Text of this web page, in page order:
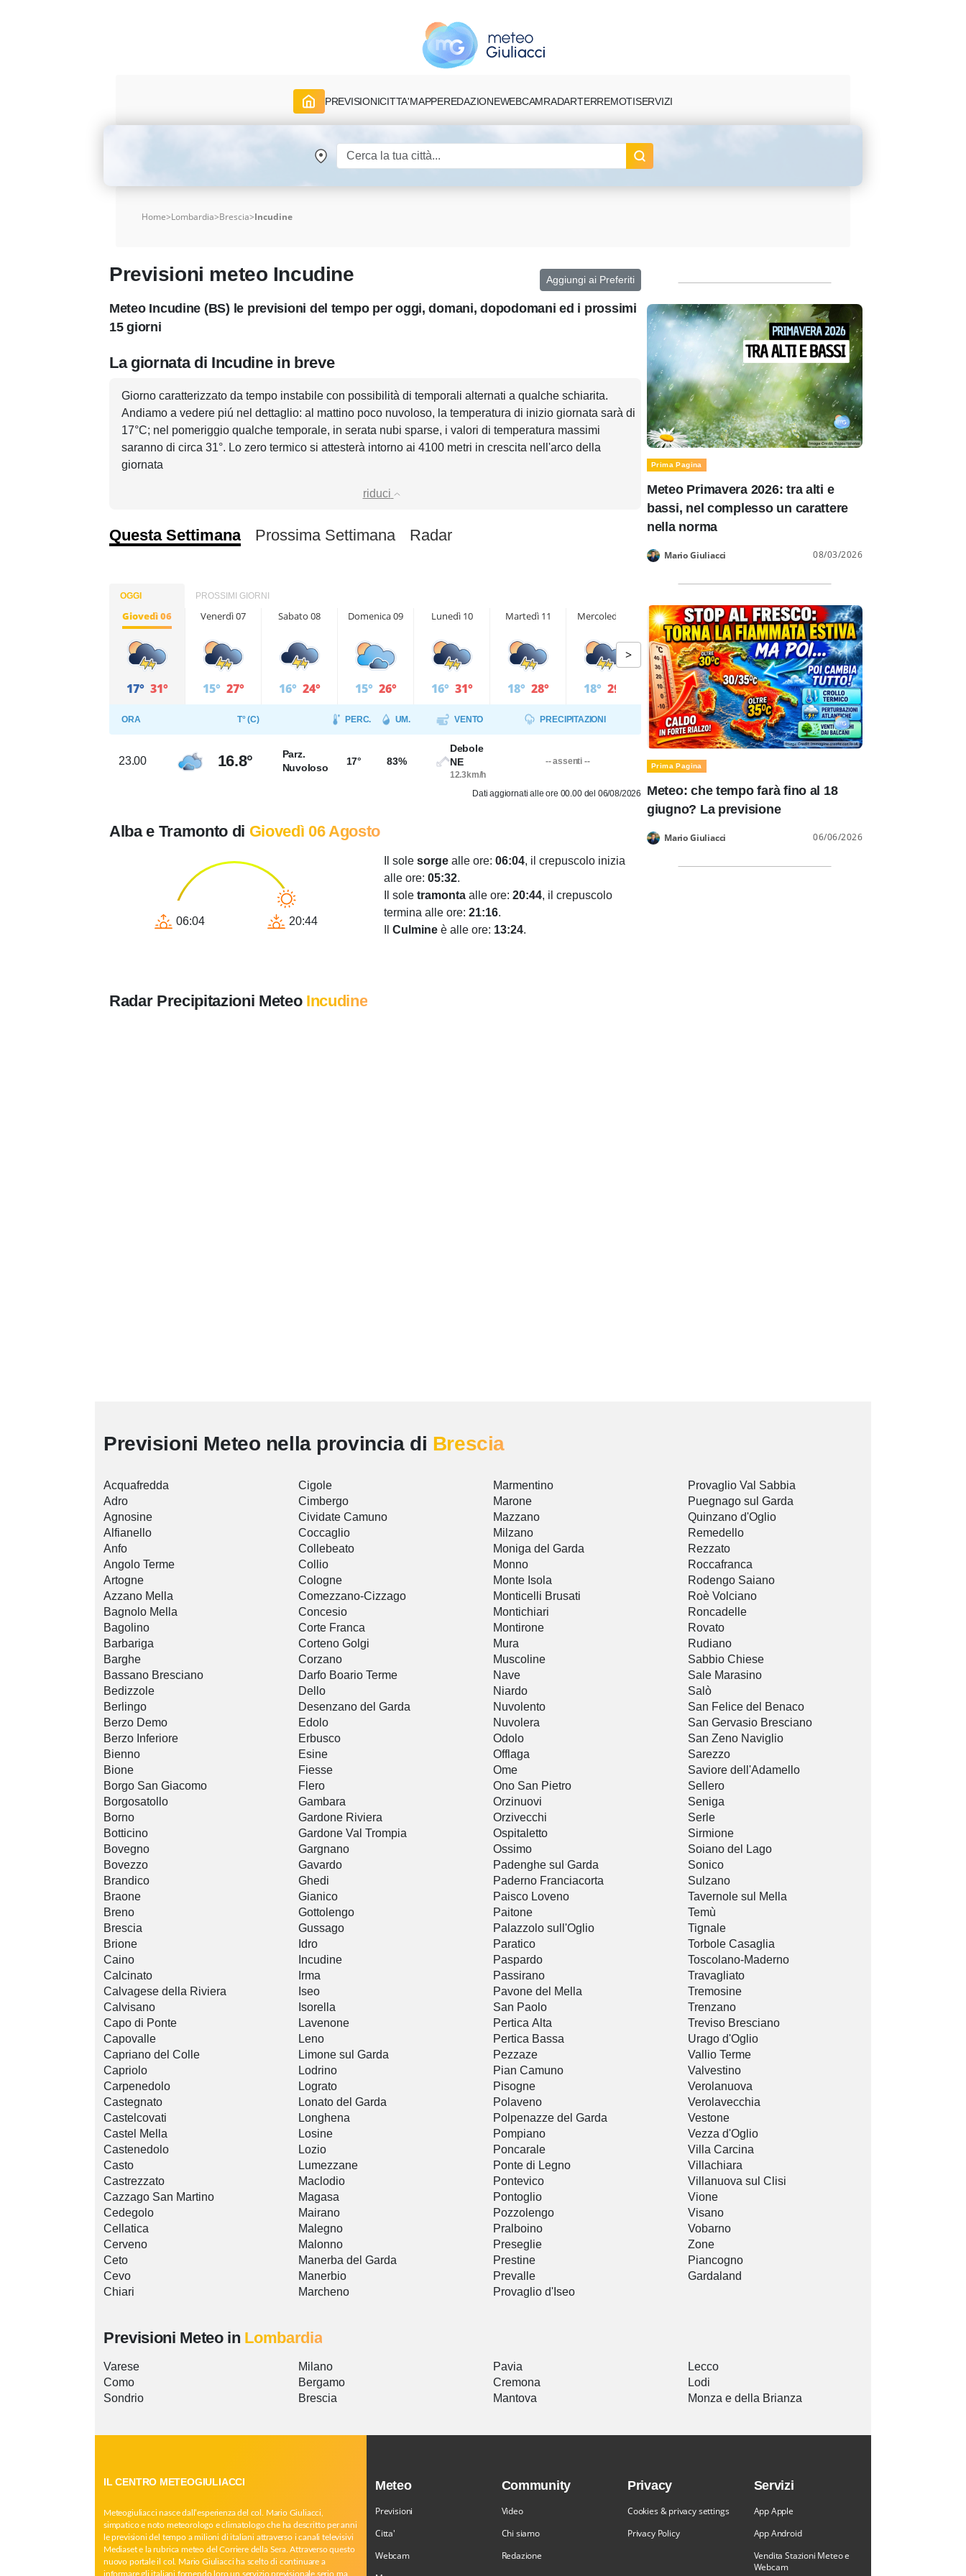
PREVISIONICITTA'MAPPEREDAZIONEWEBCAMRADARTERREMOTISERVIZI
Home>Lombardia>Brescia>Incudine
Previsioni meteo Incudine Aggiungi ai Preferiti
Meteo Incudine (BS) le previsioni del tempo per oggi, domani, dopodomani ed i prossimi
15 giorni
La giornata di Incudine in breve
Giorno caratterizzato da tempo instabile con possibilità di temporali alternati a qualche schiarita.
Andiamo a vedere piú nel dettaglio: al mattino poco nuvoloso, la temperatura di inizio giornata sarà di
17°C; nel pomeriggio qualche temporale, in serata nubi sparse, i valori di temperatura massimi
saranno di circa 31°. Lo zero termico si attesterà intorno ai 4100 metri in crescita nell'arco della
giornata
riduci
Questa Settimana Prossima Settimana Radar
OGGI PROSSIMI GIORNI
Giovedì 06
17° 31°
Venerdì 07
15° 27°
Sabato 08
16° 24°
Domenica 09
15° 26°
Lunedì 10
16° 31°
Martedì 11
18° 28°
Mercoledì 12
18° 29°
>
ORA T° (C) PERC. UM. VENTO PRECIPITAZIONI
23.00 16.8°
Parz.
Nuvoloso
17° 83%
Debole
NE
12.3km/h
-- assenti --
Dati aggiornati alle ore 00.00 del 06/08/2026
Alba e Tramonto di Giovedì 06 Agosto
06:04 20:44
Il sole sorge alle ore: 06:04, il crepuscolo inizia
alle ore: 05:32.
Il sole tramonta alle ore: 20:44, il crepuscolo
termina alle ore: 21:16.
Culmine è alle ore: 13:24.
Radar Precipitazioni Meteo Incudine
Prima Pagina
Meteo Primavera 2026: tra alti e
bassi, nel complesso un carattere
nella norma
Mario Giuliacci 08/03/2026
Prima Pagina
Meteo: che tempo farà fino al 18
giugno? La previsione
Mario Giuliacci 06/06/2026
Previsioni Meteo nella provincia di Brescia
Acquafredda
Adro
Agnosine
Alfianello
Anfo
Angolo Terme
Artogne
Azzano Mella
Bagnolo Mella
Bagolino
Barbariga
Barghe
Bassano Bresciano
Bedizzole
Berlingo
Berzo Demo
Berzo Inferiore
Bienno
Bione
Borgo San Giacomo
Borgosatollo
Borno
Botticino
Bovegno
Bovezzo
Brandico
Braone
Breno
Brescia
Brione
Caino
Calcinato
Calvagese della Riviera
Calvisano
Capo di Ponte
Capovalle
Capriano del Colle
Capriolo
Carpenedolo
Castegnato
Castelcovati
Castel Mella
Castenedolo
Casto
Castrezzato
Cazzago San Martino
Cedegolo
Cellatica
Cerveno
Ceto
Cevo
Chiari
Cigole
Cimbergo
Cividate Camuno
Coccaglio
Collebeato
Collio
Cologne
Comezzano-Cizzago
Concesio
Corte Franca
Corteno Golgi
Corzano
Darfo Boario Terme
Dello
Desenzano del Garda
Edolo
Erbusco
Esine
Fiesse
Flero
Gambara
Gardone Riviera
Gardone Val Trompia
Gargnano
Gavardo
Ghedi
Gianico
Gottolengo
Gussago
Idro
Incudine
Irma
Iseo
Isorella
Lavenone
Leno
Limone sul Garda
Lodrino
Lograto
Lonato del Garda
Longhena
Losine
Lozio
Lumezzane
Maclodio
Magasa
Mairano
Malegno
Malonno
Manerba del Garda
Manerbio
Marcheno
Marmentino
Marone
Mazzano
Milzano
Moniga del Garda
Monno
Monte Isola
Monticelli Brusati
Montichiari
Montirone
Mura
Muscoline
Nave
Niardo
Nuvolento
Nuvolera
Odolo
Offlaga
Ome
Ono San Pietro
Orzinuovi
Orzivecchi
Ospitaletto
Ossimo
Padenghe sul Garda
Paderno Franciacorta
Paisco Loveno
Paitone
Palazzolo sull'Oglio
Paratico
Paspardo
Passirano
Pavone del Mella
San Paolo
Pertica Alta
Pertica Bassa
Pezzaze
Pian Camuno
Pisogne
Polaveno
Polpenazze del Garda
Pompiano
Poncarale
Ponte di Legno
Pontevico
Pontoglio
Pozzolengo
Pralboino
Preseglie
Prestine
Prevalle
Provaglio d'Iseo
Provaglio Val Sabbia
Puegnago sul Garda
Quinzano d'Oglio
Remedello
Rezzato
Roccafranca
Rodengo Saiano
Roè Volciano
Roncadelle
Rovato
Rudiano
Sabbio Chiese
Sale Marasino
Salò
San Felice del Benaco
San Gervasio Bresciano
San Zeno Naviglio
Sarezzo
Saviore dell'Adamello
Sellero
Seniga
Serle
Sirmione
Soiano del Lago
Sonico
Sulzano
Tavernole sul Mella
Temù
Tignale
Torbole Casaglia
Toscolano-Maderno
Travagliato
Tremosine
Trenzano
Treviso Bresciano
Urago d'Oglio
Vallio Terme
Valvestino
Verolanuova
Verolavecchia
Vestone
Vezza d'Oglio
Villa Carcina
Villachiara
Villanuova sul Clisi
Vione
Visano
Vobarno
Zone
Piancogno
Gardaland
Previsioni Meteo in Lombardia
Varese
Como
Sondrio
Milano
Bergamo
Brescia
Pavia
Cremona
Mantova
Lecco
Lodi
Monza e della Brianza
IL CENTRO METEOGIULIACCI
Meteogiuliacci nasce dall’esperienza del col. Mario Giuliacci,
simpatico e noto meteorologo e climatologo che ha descritto per anni
le previsioni del tempo a milioni di italiani attraverso i canali televisivi
Mediaset e la rubrica meteo del Corriere della Sera. Attraverso questo
nuovo portale il col. Mario Giuliacci ha scelto di continuare a
informare gli italiani fornendo loro un servizio previsionale serio ma
Meteo
Previsioni
Citta'
Webcam
Community
Video
Chi siamo
Redazione
Privacy
Cookies & privacy settings
Privacy Policy
Servizi
App Apple
App Android
Vendita Stazioni Meteo e
Webcam